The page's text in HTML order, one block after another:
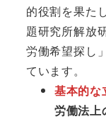
的役割を果た
題研究所解放
労働希望探し
ています。
基本的な
労働法上